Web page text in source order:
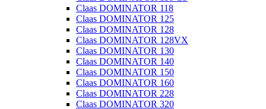
Claas DOMINATOR 118
Claas DOMINATOR 125
Claas DOMINATOR 128
Claas DOMINATOR 128VX
Claas DOMINATOR 130
Claas DOMINATOR 140
Claas DOMINATOR 150
Claas DOMINATOR 160
Claas DOMINATOR 228
Claas DOMINATOR 320